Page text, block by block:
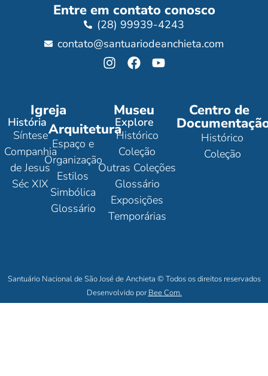
Entre em contato conosco
(28) 99939-4243
contato@santuariodeanchieta.com
Igreja
História
Síntese
Companhia
de Jesus
Séc XIX
Arquitetura
Espaço e
Organização
Estilos
Simbólica
Glossário
Museu
Explore
Histórico
Coleção
Outras Coleções
Glossário
Exposições
Temporárias
Centro de
Histórico
Coleção
Santuário Nacional de São José de Anchieta © Todos os direitos reservados
Desenvolvido porBee Com.